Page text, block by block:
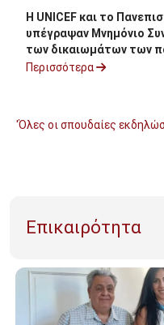
Η UNICEF και το
υπέγραψαν Μνημόνιο
των δικαιωμάτων των
Περισσότερα
'Όλες οι σπουδαίες
Επικαιρότητα